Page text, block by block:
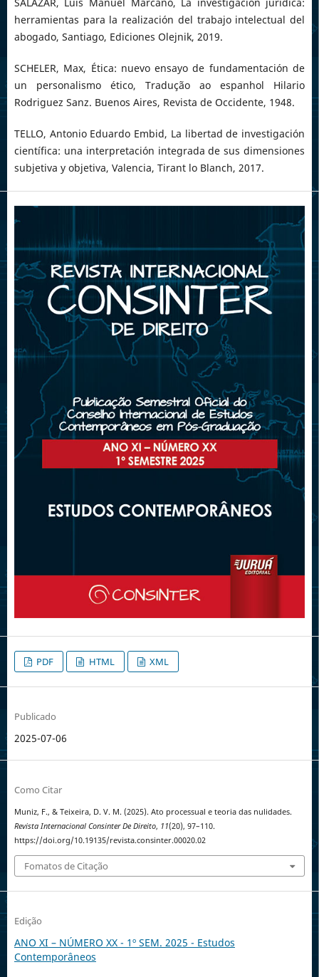
herramientas para la realización del trabajo intelectual del
abogado, Santiago, Ediciones Olejnik, 2019.
SCHELER, Max, Ética: nuevo ensayo de fundamentación de
un personalismo ético, Tradução ao espanhol Hilario
Rodriguez Sanz. Buenos Aires, Revista de Occidente, 1948.
TELLO, Antonio Eduardo Embid, La libertad de investigación
científica: una interpretación integrada de sus dimensiones
subjetiva y objetiva, Valencia, Tirant lo Blanch, 2017.
PDF HTML XML
Publicado
2025-07-06
Como Citar
Muniz, F., & Teixeira, D. V. M. (2025). Ato processual e teoria das nulidades.
Revista Internacional Consinter De Direito, 11(20), 97–110.
https://doi.org/10.19135/revista.consinter.00020.02
Fomatos de Citação
Edição
ANO XI – NÚMERO XX - 1º SEM. 2025 - Estudos
Contemporâneos